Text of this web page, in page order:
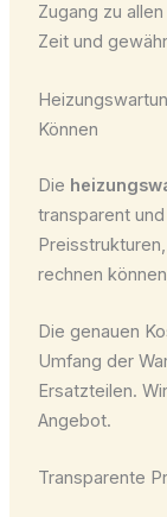
Zugang zu
Zeit und
Können
Die
transparent
rechnen
Die genauen
Umfang der
Ersatzteilen.
Angebot.
Transparente